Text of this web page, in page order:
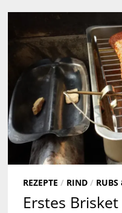
REZEPTE / RIND/ RUBS
Erstes Brisket